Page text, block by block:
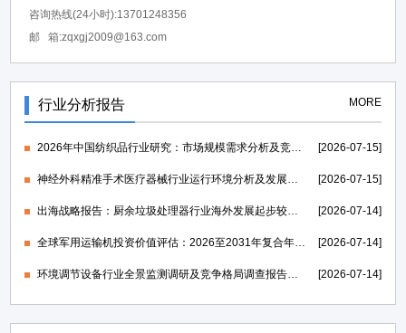
咨询热线(24小时):13701248356
邮 箱:zqxgj2009@163.com
行业分析报告 MORE
2026年中国纺织品行业研究：市场规模需求分析及竞争格局研究-中金企信发布 [2026-07-15]
神经外科精准手术医疗器械行业运行环境分析及发展策略研究报告-中金企信发布 [2026-07-15]
出海战略报告：厨余垃圾处理器行业海外发展起步较早，行业成熟度高-中金企信发布 [2026-07-14]
全球军用运输机投资价值评估：2026至2031年复合年均增长率维持在1.39%-中金企信发布 [2026-07-14]
环境调节设备行业全景监测调研及竞争格局调查报告（可定制）-中金企信发布 [2026-07-14]